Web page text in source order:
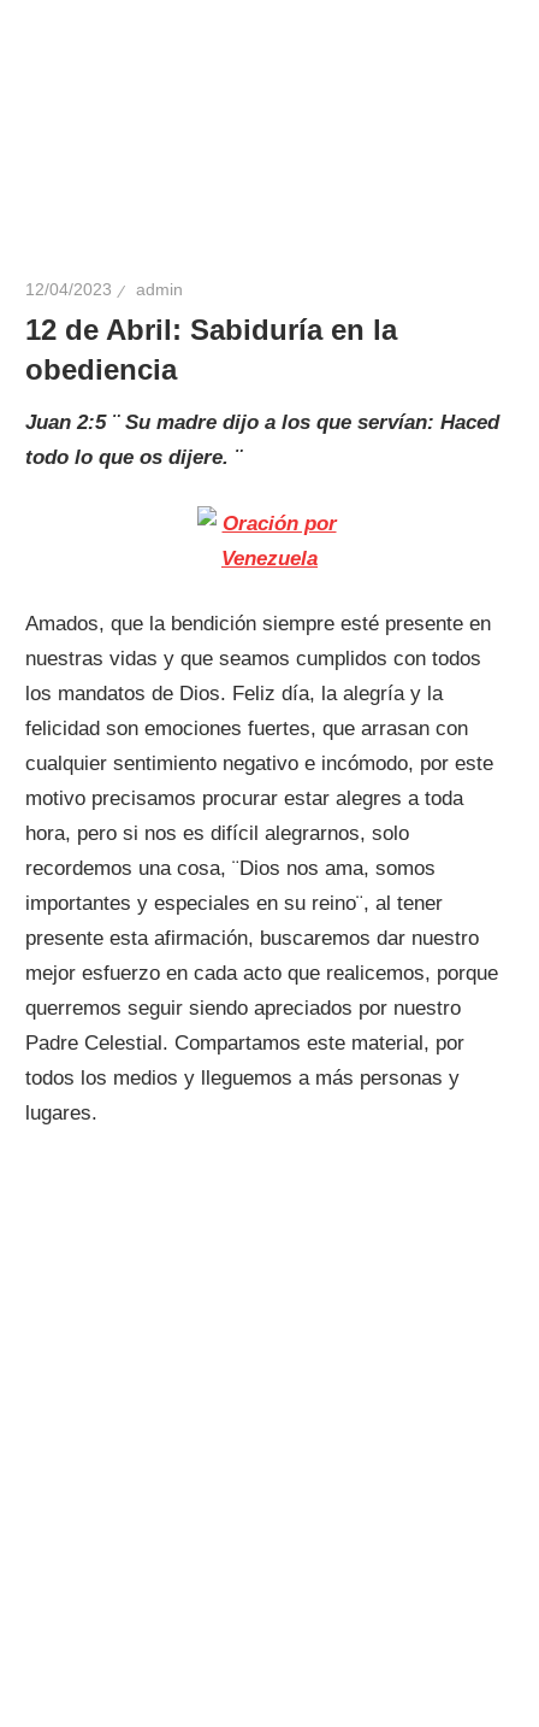
12/04/2023 admin
12 de Abril: Sabiduría en la
obediencia
Juan 2:5 ¨ Su madre dijo a los que servían: Haced
todo lo que os dijere. ¨
Amados, que la bendición siempre esté presente en
nuestras vidas y que seamos cumplidos con todos
los mandatos de Dios. Feliz día, la alegría y la
felicidad son emociones fuertes, que arrasan con
cualquier sentimiento negativo e incómodo, por este
motivo precisamos procurar estar alegres a toda
hora, pero si nos es difícil alegrarnos, solo
recordemos una cosa, ¨Dios nos ama, somos
importantes y especiales en su reino¨, al tener
presente esta afirmación, buscaremos dar nuestro
mejor esfuerzo en cada acto que realicemos, porque
querremos seguir siendo apreciados por nuestro
Padre Celestial. Compartamos este material, por
todos los medios y lleguemos a más personas y
lugares.